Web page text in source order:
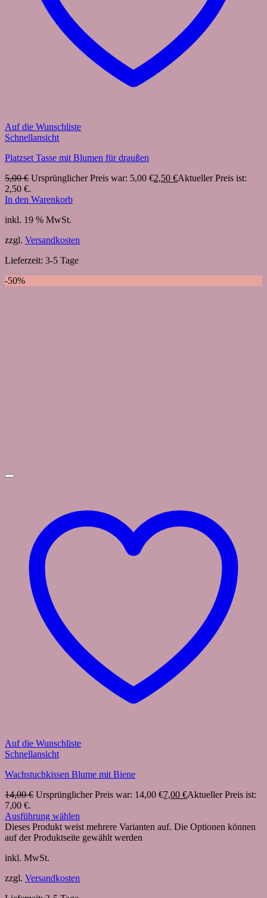
Auf die Wunschliste
Schnellansicht
Platzset Tasse mit Blumen für draußen
5,00€ Ursprünglicher Preis war: 5,00 €2,50 €Aktueller Preis ist:
2,50 €.
In den Warenkorb
inkl. 19 % MwSt.
zzgl. Versandkosten
Lieferzeit: 3-5 Tage
-50%
Auf die Wunschliste
Schnellansicht
Wachstuchkissen Blume mit Biene
14,00€ Ursprünglicher Preis war: 14,00 €7,00 €Aktueller Preis ist:
7,00 €.
Ausführung wählen
Dieses Produkt weist mehrere Varianten auf. Die Optionen können
auf der Produktseite gewählt werden
inkl. MwSt.
zzgl. Versandkosten